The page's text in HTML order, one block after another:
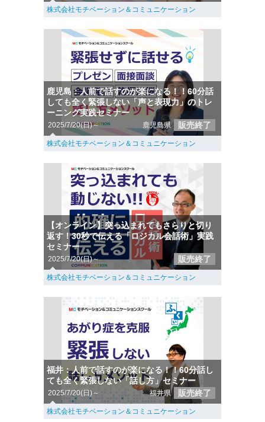
株式会社モチベーション＆コミュニケーション
鹿児島：人前で話すのが楽になる！！60分話
しても全く緊張しない「声と表現力」のトレ
ーニング実践セミナー
2025/7/20(日)～ 鹿児島県 販売終了
株式会社モチベーション＆コミュニケーション
【オンライン】突っ込まれてもさらりと切り
返す！30秒で伝える「ロジカル会話術」実践
セミナー
2025/7/20(日)～ 販売終了
株式会社モチベーション＆コミュニケーション
福井：人前で話すのが楽になる！！60分話し
ても全く緊張しない「話し方」セミナー
2025/7/20(日)～ 福井県 販売終了
株式会社モチベーション＆コミュニケーション